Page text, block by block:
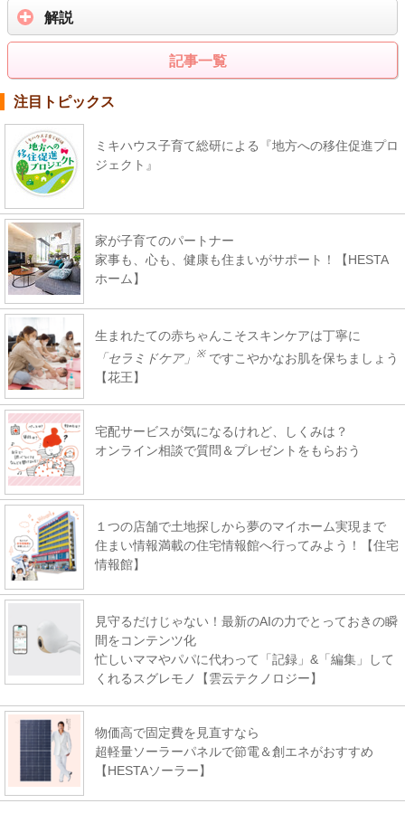
解説
記事一覧
注目トピックス
ミキハウス子育て総研による『地方への移住促進プロ
ジェクト』
家が子育てのパートナー
家事も、心も、健康も住まいがサポート！【HESTA
ホーム】
生まれたての赤ちゃんこそスキンケアは丁寧に
「セラミドケア」
※ ですこやかなお肌を保ちましょう
【花王】
宅配サービスが気になるけれど、しくみは？
オンライン相談で質問＆プレゼントをもらおう
１つの店舗で土地探しから夢のマイホーム実現まで
住まい情報満載の住宅情報館へ行ってみよう！【住宅
情報館】
見守るだけじゃない！最新のAIの力でとっておきの瞬
間をコンテンツ化
忙しいママやパパに代わって「記録」&「編集」して
くれるスグレモノ【雲云テクノロジー】
物価高で固定費を見直すなら
超軽量ソーラーパネルで節電＆創エネがおすすめ
【HESTAソーラー】